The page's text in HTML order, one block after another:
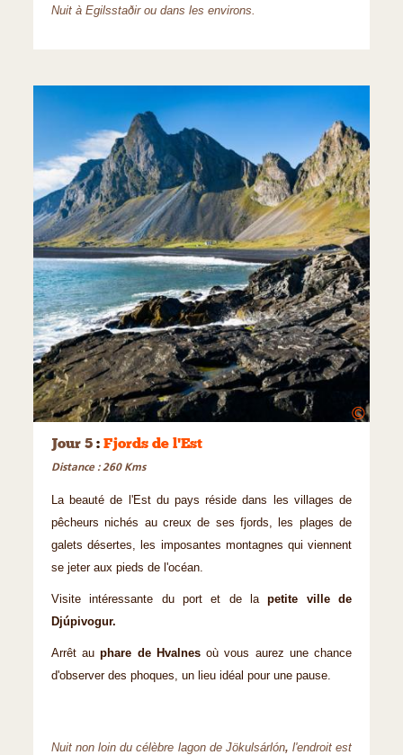
Nuit à Egilsstaðir ou dans les environs.
©
Jour 5 : Fjords de l'Est
Distance : 260 Kms
La beauté de l'Est du pays réside dans les villages de
pêcheurs nichés au creux de ses fjords, les plages de
galets désertes, les imposantes montagnes qui viennent
se jeter aux pieds de l'océan.
Visite intéressante du port et de lapetite ville de
Djúpivogur.
Arrêt auphare de Hvalnesoù vous aurez une chance
d'observer des phoques, un lieu idéal pour une pause.
Nuit non loin du célèbre lagon de Jökulsárlón, l'endroit est